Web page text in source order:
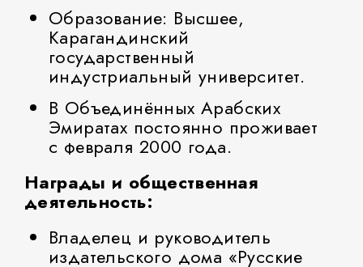
Образование: Высшее,
Карагандинский
государственный
индустриальный университет.
В Объединённых Арабских
Эмиратах постоянно проживает
с февраля 2000 года.
Награды и общественная
деятельность:
Владелец и руководитель
издательского дома «Русские